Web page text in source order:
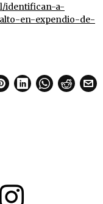
identifican-a-
en-expendio-de-